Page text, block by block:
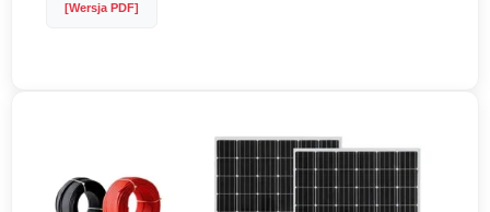
[Wersja PDF]